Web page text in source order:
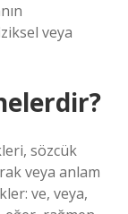
veya
sözcük
veya anlam
ve, veya,